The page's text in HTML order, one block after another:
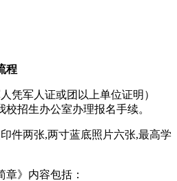
程
凭军人证或团以上单位证明）
校招生办公室办理报名手续。
件两张,两寸蓝底照片六张,最高学
章》内容包括：